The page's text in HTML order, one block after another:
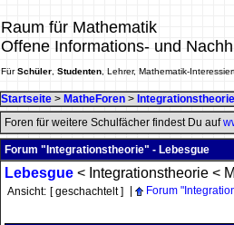
Raum für Mathematik
Offene Informations- und
FürSchüler Studenten , Lehrer, Mathematik-
Startseite > MatheForen > Integrationstheorie
Foren für weitere Schulfächer findest Du auf
Forum "Integrationstheorie" - Lebesgue
Lebesgue < Integrationstheorie <
Ansicht: [ geschachtelt ] Forum